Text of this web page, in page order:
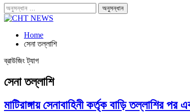
Home
সেনা তল্লাশি
ব্রাউজিং ট্যাগ
সেনা তল্লাশি
মাটিরাঙ্গায় সেনাবাহিনী কর্তৃক বাড়ি